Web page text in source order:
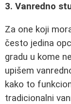
3. Vanredno
Za one koji
često jedina
gradu u kome
upišem
kako to
tradicionalni